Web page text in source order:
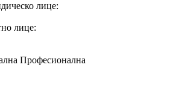
лице:
лице:
Професионална